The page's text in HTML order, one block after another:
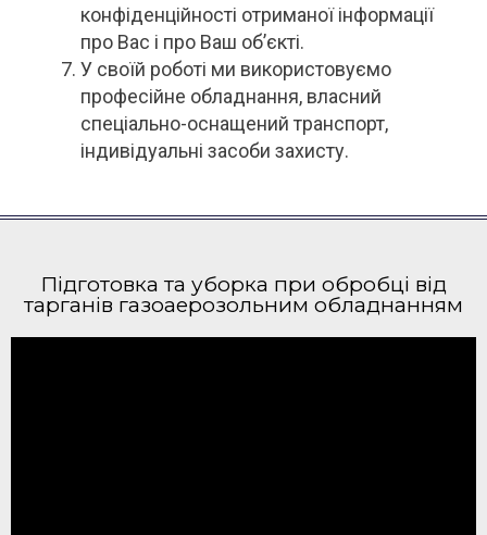
конфіденційності отриманої інформації
про Вас і про Ваш об’єкті.
У своїй роботі ми використовуємо
професійне обладнання, власний
спеціально-оснащений транспорт,
індивідуальні засоби захисту.
Підготовка та уборка при обробці від
тарганів газоаерозольним обладнанням